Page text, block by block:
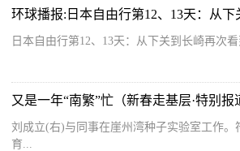
日本自由行第12、13天：从下关到长崎再次
又是一年“南繁”忙（新春走基层·特别报
刘成立(右)与同事在崖州湾种子实验室工作。
育...